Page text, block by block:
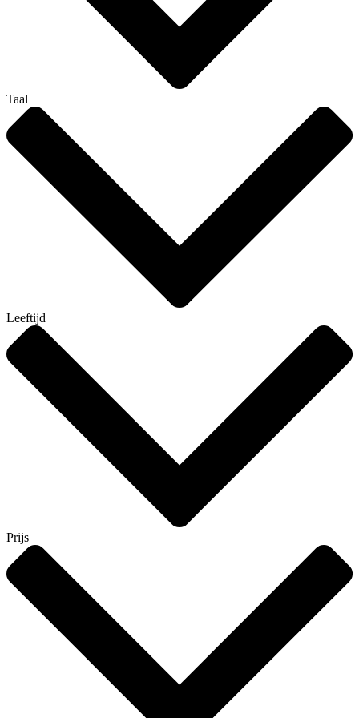
Taal
Leeftijd
Prijs